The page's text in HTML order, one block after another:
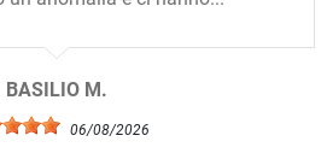
BASILIO M.
06/08/2026